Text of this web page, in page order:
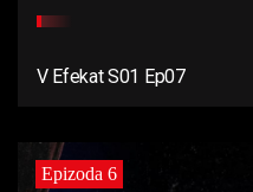
V Efekat S01 Ep07
Epizoda 6